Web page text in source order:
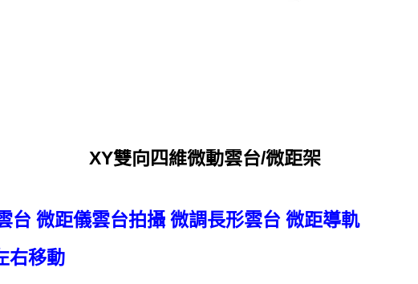
XY雙向四維微動雲台/微距架
台 微距儀雲台拍攝 微調長形雲台 微距導軌
右移動